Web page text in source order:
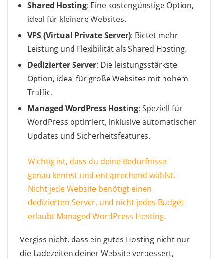
Shared Hosting: Eine kostengünstige Option,
ideal für kleinere Websites.
VPS (Virtual Private Server): Bietet mehr
Leistung und Flexibilität als Shared Hosting.
Dedizierter Server: Die leistungsstärkste
Option, ideal für große Websites mit hohem
Traffic.
Managed WordPress Hosting: Speziell für
WordPress optimiert, inklusive automatischer
Updates und Sicherheitsfeatures.
Wichtig ist, dass du deine Bedürfnisse
genau kennst und entsprechend wählst.
Nicht jede Website benötigt einen
dedizierten Server, und nicht jedes Budget
erlaubt Managed WordPress Hosting.
Vergiss nicht, dass ein gutes Hosting nicht nur
die Ladezeiten deiner Website verbessert,